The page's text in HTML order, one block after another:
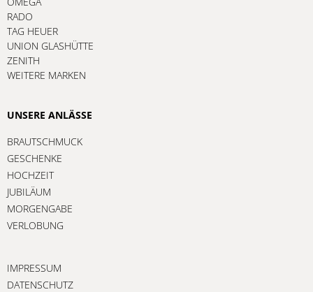
RADO
TAG HEUER
UNION GLASHÜTTE
ZENITH
WEITERE MARKEN
UNSERE ANLÄSSE
BRAUTSCHMUCK
GESCHENKE
HOCHZEIT
JUBILÄUM
MORGENGABE
VERLOBUNG
IMPRESSUM
DATENSCHUTZ